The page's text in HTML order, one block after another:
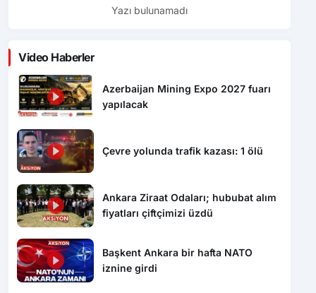
Yazı bulunamadı
Video Haberler
Azerbaijan Mining Expo 2027 fuarı
yapılacak
Çevre yolunda trafik kazası: 1 ölü
Ankara Ziraat Odaları; hububat alım
fiyatları çiftçimizi üzdü
Başkent Ankara bir hafta NATO
iznine girdi